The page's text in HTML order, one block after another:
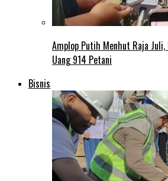
Amplop Putih Menhut Raja
Uang 914 Petani
Bisnis